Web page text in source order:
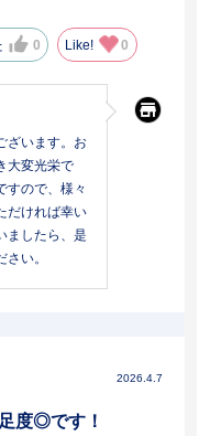
0 Like! 0
ざいます。お
大変光栄で
すので、様々
だければ幸い
ましたら、是
い。
2026.4.7
度◎です！